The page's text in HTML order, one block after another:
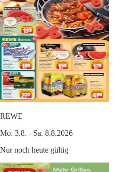
REWE
Mo. 3.8. - Sa. 8.8.2026
Nur noch heute gültig